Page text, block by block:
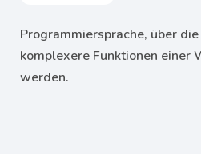
Programmiersprache, über
komplexere Funktionen einer
werden.